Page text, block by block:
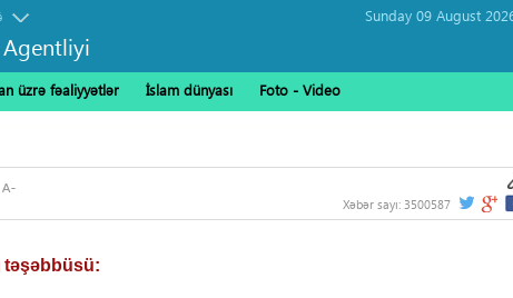
Agentliyi
üzrə fəaliyyətlər İslam dünyası Foto - Video
Xəbər sayı: 3500587
təşəbbüsü: